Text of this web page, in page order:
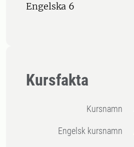
Engelska 6
Kursfakta
Kursnamn
Engelsk kursnamn